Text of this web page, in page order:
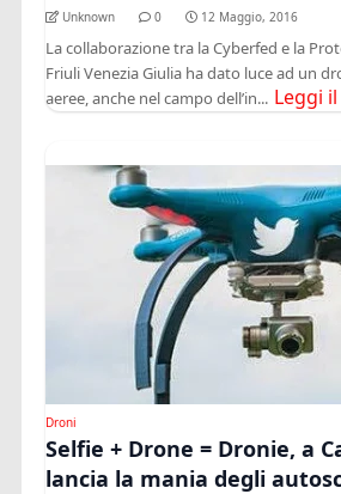
Unknown 0 12 Maggio, 2016
La collaborazione tra la Cyberfed e la
Friuli Venezia Giulia ha dato luce ad un
aeree, anche nel campo dell’in... Leggi
Droni
Selfie + Drone = Dronie, a
lancia la mania degli